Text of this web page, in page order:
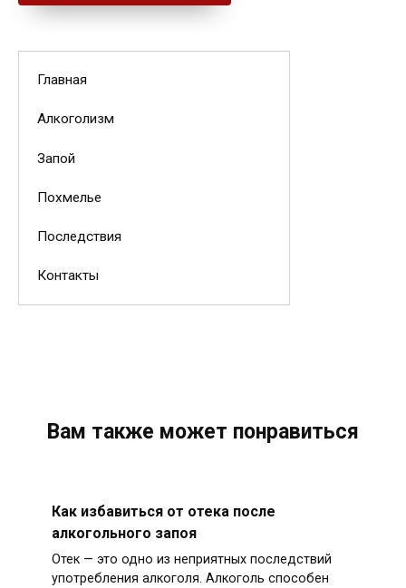
Главная
Алкоголизм
Запой
Похмелье
Последствия
Контакты
Вам также может понравиться
Как избавиться от отека после
алкогольного запоя
Отек — это одно из неприятных последствий
употребления алкоголя. Алкоголь способен